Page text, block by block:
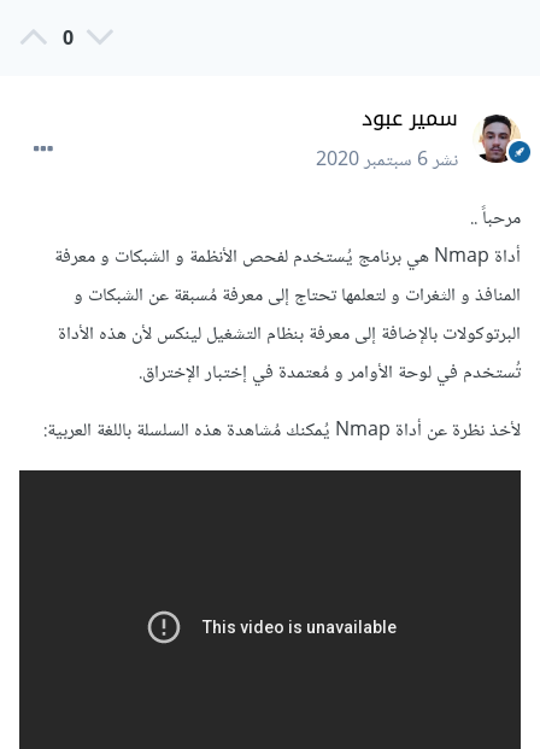
0
سمير عبود
نشر6 سبتمبر 2020
مرحباً ..
أداة Nmap هي برنامج يُستخدم لفحص الأنظمة و الشبكات و معرفة
المنافذ و الثغرات و لتعلمها تحتاج إلى معرفة مُسبقة عن الشبكات و
البرتوكولات بالإضافة إلى معرفة بنظام التشغيل لينكس لأن هذه الأداة
تُستخدم في لوحة الأوامر و مُعتمدة في إختبار الإختراق.
لأخذ نظرة عن أداة Nmap يُمكنك مُشاهدة هذه السلسلة باللغة العربية: